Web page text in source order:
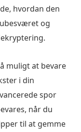
hvordan den
og
muligt at bevare
i din
spor
når du
til at gemme